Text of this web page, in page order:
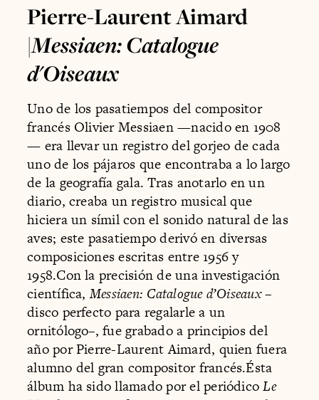
Pierre-Laurent Aimard
|Messiaen: Catalogue
d'Oiseaux
Uno de los pasatiempos del compositor
francés Olivier Messiaen —nacido en 1908
— era llevar un registro del gorjeo de cada
uno de los pájaros que encontraba a lo largo
de la geografía gala. Tras anotarlo en un
diario, creaba un registro musical que
hiciera un símil con el sonido natural de las
aves; este pasatiempo derivó en diversas
composiciones escritas entre 1956 y
1958.Con la precisión de una investigación
científica,Messiaen: Catalogue d’Oiseaux –
disco perfecto para regalarle a un
ornitólogo–, fue grabado a principios del
año por Pierre-Laurent Aimard, quien fuera
alumno del gran compositor francés.Ésta
álbum ha sido llamado por el periódicoLe